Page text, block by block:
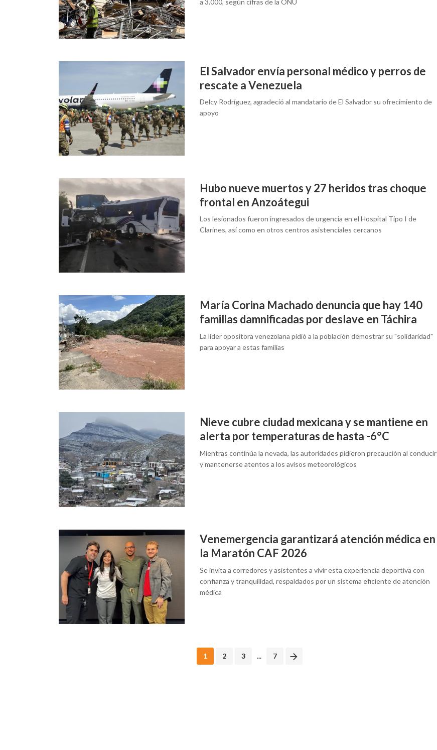
a 3.000, según cifras de la ONU
El Salvador envía personal médico y perros de
rescate a Venezuela
Delcy Rodríguez, agradeció al mandatario de El Salvador su ofrecimiento de
apoyo
Hubo nueve muertos y 27 heridos tras choque
frontal en Anzoátegui
Los lesionados fueron ingresados de urgencia en el Hospital Tipo I de
Clarines, así como en otros centros asistenciales cercanos
María Corina Machado denuncia que hay 140
familias damnificadas por deslave en Táchira
La líder opositora venezolana pidió a la población demostrar su "solidaridad"
para apoyar a estas familias
Nieve cubre ciudad mexicana y se mantiene en
alerta por temperaturas de hasta -6°C
Mientras continúa la nevada, las autoridades pidieron precaución al conducir
y mantenerse atentos a los avisos meteorológicos
Venemergencia garantizará atención médica en
la Maratón CAF 2026
Se invita a corredores y asistentes a vivir esta experiencia deportiva con
confianza y tranquilidad, respaldados por un sistema eficiente de atención
médica
1 2 3 ... 7